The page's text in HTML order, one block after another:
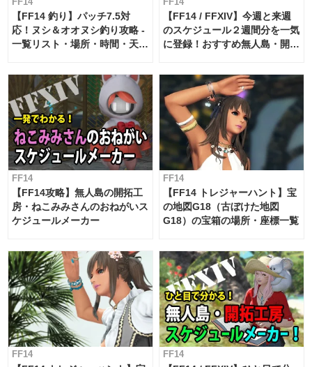
【FF14 釣り】パッチ7.5対
応！ヌシ＆オオヌシ釣り攻略 -
一覧リスト・場所・時間・天
【FF14 / FFXIV】今週と来週
のスケジュール２週間分を一気
に登録！おすすめ無人島・開拓
FF14
【FF14攻略】無人島の開拓工
房・ねこみみさんのおねがいス
ケジュールメーカー
FF14
【FF14 トレジャーハント】宝
の地図G18（古ぼけた地図
G18）の宝箱の場所・座標一覧
FF14 FF14